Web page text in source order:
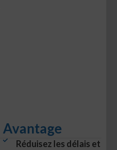
Avantage
Réduisez les délais et